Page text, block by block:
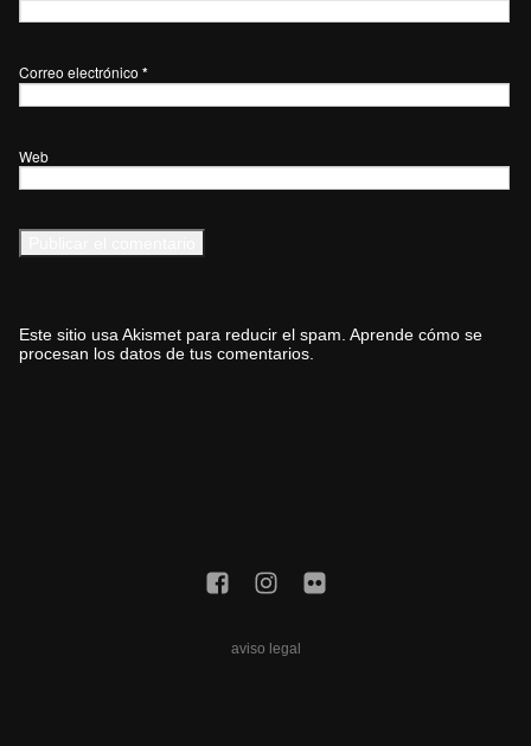
Correo electrónico *
Web
Este sitio usa Akismet para reducir el spam. Aprende cómo se
procesan los datos de tus comentarios.
aviso legal